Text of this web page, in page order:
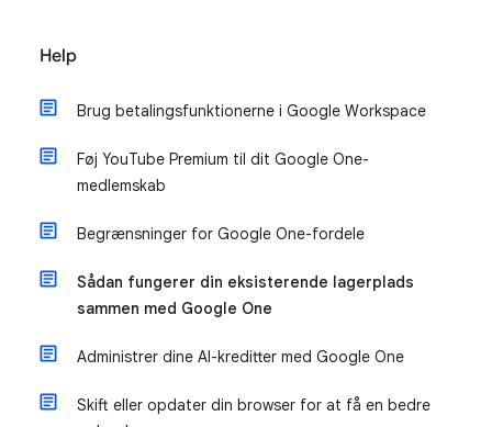
Help
Brug betalingsfunktionerne i Google Workspace
Føj YouTube Premium til dit Google One-
medlemskab
Begrænsninger for Google One-fordele
Sådan fungerer din eksisterende lagerplads
sammen med Google One
Administrer dine AI-kreditter med Google One
Skift eller opdater din browser for at få en bedre